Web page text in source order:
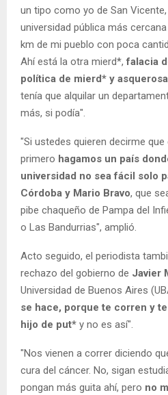
un tipo como yo de San Vicente,
universidad pública más
km de mi pueblo con poca
Ahí está la otra mierd*,falacia
política de mierd* y asquerosa
tenía que alquilar un
más, si podía".
"Si ustedes quieren decirme
primero hagamos un país
universidad no sea fácil solo
Córdoba y Mario Bravo, que
pibe chaqueño de Pampa del
o Las Bandurrias", amplió.
Acto seguido, el periodista
rechazo del gobierno de Javier
Universidad de Buenos Aires
se hace, porque te corren y
hijo de put* y no es así".
"Nos vienen a correr diciendo
cura del cáncer. No, sigan
pongan más guita ahí, pero no